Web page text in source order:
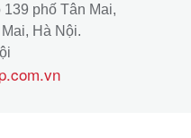
phố Tân Mai,
Hà Nội.